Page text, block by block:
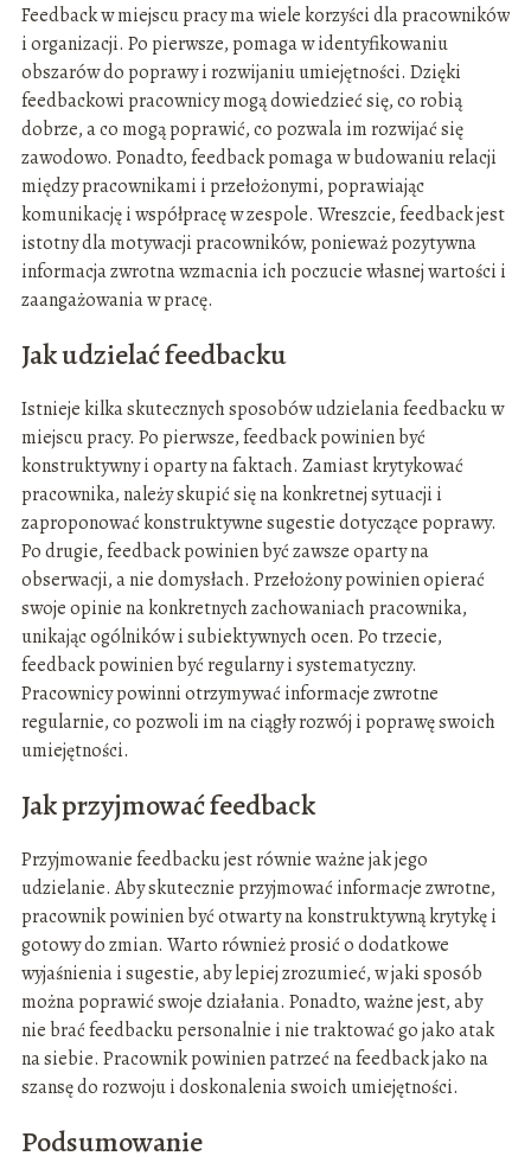
Feedback w miejscu pracy ma wiele korzyści dla pracowników
i organizacji. Po pierwsze, pomaga w identyfikowaniu
obszarów do poprawy i rozwijaniu umiejętności. Dzięki
feedbackowi pracownicy mogą dowiedzieć się, co robią
dobrze, a co mogą poprawić, co pozwala im rozwijać się
zawodowo. Ponadto, feedback pomaga w budowaniu relacji
między pracownikami i przełożonymi, poprawiając
komunikację i współpracę w zespole. Wreszcie, feedback jest
istotny dla motywacji pracowników, ponieważ pozytywna
informacja zwrotna wzmacnia ich poczucie własnej wartości i
zaangażowania w pracę.
Jak udzielać feedbacku
Istnieje kilka skutecznych sposobów udzielania feedbacku w
miejscu pracy. Po pierwsze, feedback powinien być
konstruktywny i oparty na faktach. Zamiast krytykować
pracownika, należy skupić się na konkretnej sytuacji i
zaproponować konstruktywne sugestie dotyczące poprawy.
Po drugie, feedback powinien być zawsze oparty na
obserwacji, a nie domysłach. Przełożony powinien opierać
swoje opinie na konkretnych zachowaniach pracownika,
unikając ogólników i subiektywnych ocen. Po trzecie,
feedback powinien być regularny i systematyczny.
Pracownicy powinni otrzymywać informacje zwrotne
regularnie, co pozwoli im na ciągły rozwój i poprawę swoich
umiejętności.
Jak przyjmować feedback
Przyjmowanie feedbacku jest równie ważne jak jego
udzielanie. Aby skutecznie przyjmować informacje zwrotne,
pracownik powinien być otwarty na konstruktywną krytykę i
gotowy do zmian. Warto również prosić o dodatkowe
wyjaśnienia i sugestie, aby lepiej zrozumieć, w jaki sposób
można poprawić swoje działania. Ponadto, ważne jest, aby
nie brać feedbacku personalnie i nie traktować go jako atak
na siebie. Pracownik powinien patrzeć na feedback jako na
szansę do rozwoju i doskonalenia swoich umiejętności.
Podsumowanie